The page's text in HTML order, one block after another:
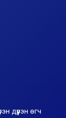
дүүрэн өгч